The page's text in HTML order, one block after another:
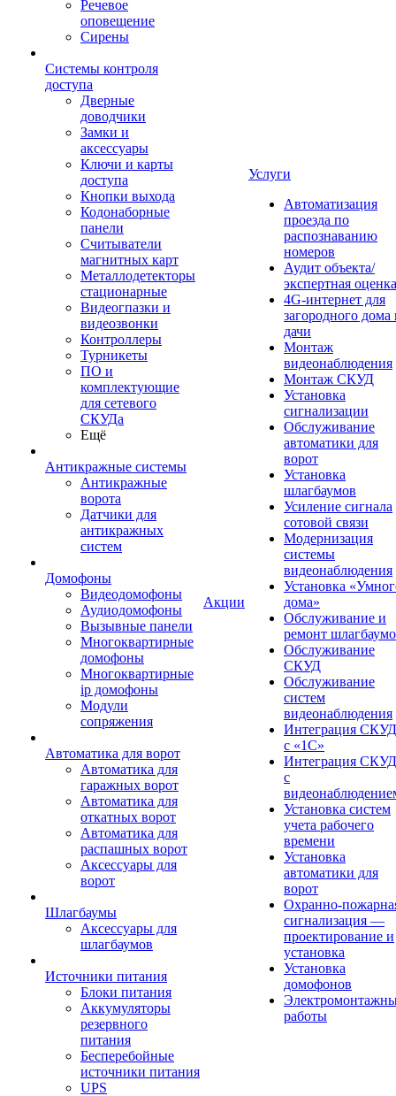
Речевое
оповещение
Сирены
Системы контроля
доступа
Дверные
доводчики
Замки и
аксессуары
Ключи и карты
доступа
Кнопки выхода
Кодонаборные
панели
Считыватели
магнитных карт
Металлодетекторы
стационарные
Видеогпазки и
видеозвонки
Контроллеры
Турникеты
ПО и
комплектующие
для сетевого
СКУДа
Ещё
Антикражные системы
Антикражные
ворота
Датчики для
антикражных
систем
Домофоны
Видеодомофоны
Аудиодомофоны
Вызывные панели
Многоквартирные
домофоны
Многоквартирные
ip домофоны
Модули
сопряжения
Автоматика для ворот
Автоматика для
гаражных ворот
Автоматика для
откатных ворот
Автоматика для
распашных ворот
Аксессуары для
ворот
Шлагбаумы
Аксессуары для
шлагбаумов
Источники питания
Блоки питания
Аккумуляторы
резервного
питания
Бесперебойные
источники питания
UPS
Акции
Услуги
Автоматизация
проезда по
распознаванию
номеров
Аудит объекта/
экспертная оценка
4G-интернет для
загородного дома
дачи
Монтаж
видеонаблюдения
Монтаж СКУД
Установка
сигнализации
Обслуживание
автоматики для
ворот
Установка
шлагбаумов
Усиление сигнала
сотовой связи
Модернизация
системы
видеонаблюдения
Установка
дома»
Обслуживание и
ремонт
Обслуживание
СКУД
Обслуживание
систем
видеонаблюдения
Интеграция СКУД
с «1С»
Интеграция СКУД
с
Установка систем
учета рабочего
времени
Установка
автоматики для
ворот
Охранно-
сигнализация —
проектирование и
установка
Установка
домофонов
работы